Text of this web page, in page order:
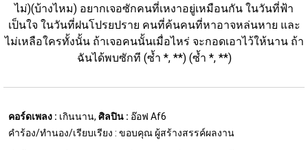
ไม่)(บ้างไหม) อยากเจอซักคนที่เหงาอยู่เหมือนกัน ในวันที่ฟ้า
เป็นใจ ในวันที่ฝนโปรยปราย คนที่ค้นคนที่หาอาจหล่นหาย และ
ไม่เหลือใครทั้งนั้น ถ้าเจอคนนั้นเมื่อไหร่ จะกอดเอาไว้ให้นาน ถ้า
ฉันได้พบซักที (ซ้ำ *, **) (ซ้ำ *, **)
คอร์ดเพลง : เกินนาน, ศิลปิน : อ๊อฟ Af6
คำร้อง/ทำนอง/เรียบเรียง : ขอบคุณ ผู้สร้างสรรค์ผลงาน